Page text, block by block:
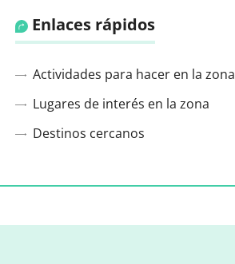
Enlaces rápidos
Actividades para hacer en la zona
Lugares de interés en la zona
Destinos cercanos